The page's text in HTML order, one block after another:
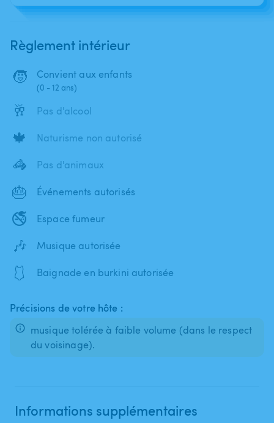
Règlement intérieur
🧒 Convient aux enfants
(0 - 12 ans)
🥂 Pas d'alcool
🍁 Naturisme non autorisé
🦓 Pas d'animaux
🎂 Événements autorisés
🚭 Espace fumeur
🎶 Musique autorisée
🩱 Baignade en burkini autorisée
Précisions de votre hôte :
musique tolérée à faible volume (dans le respect
du voisinage).
Informations supplémentaires